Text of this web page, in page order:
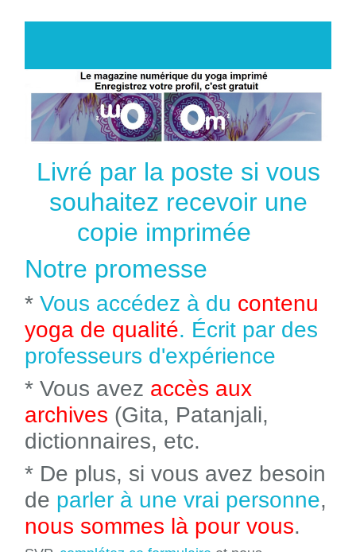
Livré par la poste si vous
souhaitez recevoir une
copie imprimée
Notre promesse
* Vous accédez à du contenu
yoga de qualité. Écrit par des
professeurs d'expérience
* Vous avez accès aux
archives (Gita, Patanjali,
dictionnaires, etc.
* De plus, si vous avez besoin
de parler à une vrai personne,
nous sommes là pour vous.